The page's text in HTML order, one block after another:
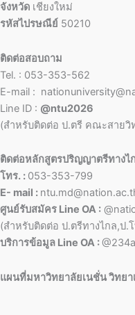
จังหวัด เชียงใหม่
รหัสไปรษณีย์ 50210
ติดต่อสอบถาม
Tel. : 053-353-562
E-mail :
Line ID : @ntu2026
(สำหรับติดต่อ ป.ตรี คณะสายวิ
ติดต่อหลักสูตรปริญญาตรีทาง
โทร. : 053-353-799
E- mail :
ศูนย์รับสมัคร Line OA :
(สำหรับติดต่อ ป.ตรีทางไกล,ป.
บริการข้อมูล Line OA :
แผนที่มหาวิทยาลัยเนชั่น วิทยา